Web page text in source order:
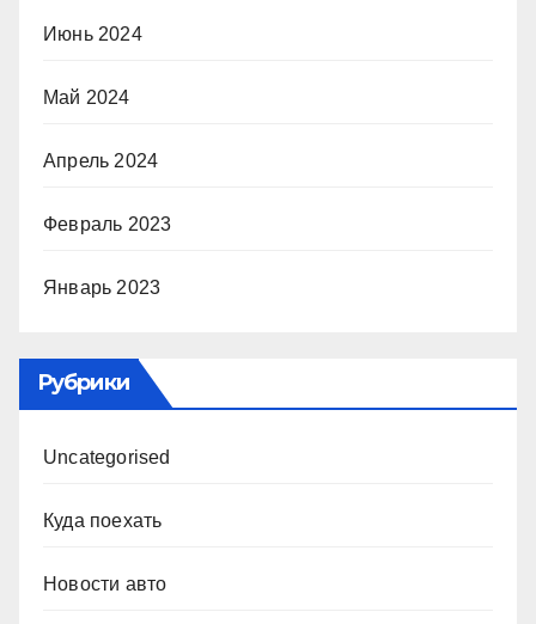
Июнь 2024
Май 2024
Апрель 2024
Февраль 2023
Январь 2023
Рубрики
Uncategorised
Куда поехать
Новости авто